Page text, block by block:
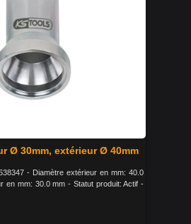
Ø 30mm, extérieur Ø 40mm
- Diamètre extérieur en mm: 40.0
en mm: 30.0 mm - Statut produit: Actif -